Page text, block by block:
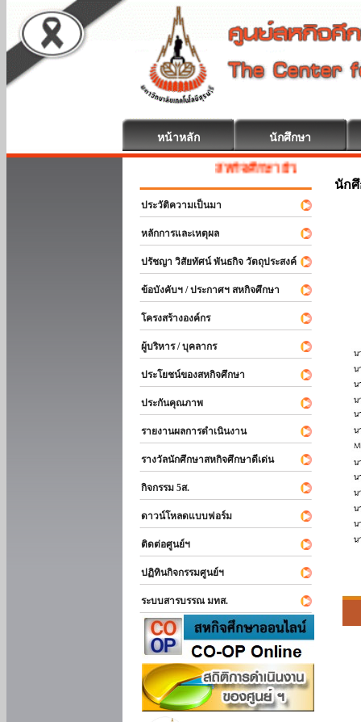
หน้าหลัก นักศึกษา
สหกิจศึกษา ยินดีต้อนรับ
ประวัติความเป็นมา
หลักการและเหตุผล
ปรัชญา วิสัยทัศน์ พันธกิจ วัตถุประสงค์
ข้อบังคับฯ / ประกาศฯ สหกิจศึกษา
โครงสร้างองค์กร
ผู้บริหาร / บุคลากร
ประโยชน์ของสหกิจศึกษา
ประกันคุณภาพ
รายงานผลการดำเนินงาน
รางวัลนักศึกษาสหกิจศึกษาดีเด่น
กิจกรรม 5ส.
ดาวน์โหลดแบบฟอร์ม
ติดต่อศูนย์ฯ
ปฏิทินกิจกรรมศูนย์ฯ
ระบบสารบรรณ มทส.
นัก